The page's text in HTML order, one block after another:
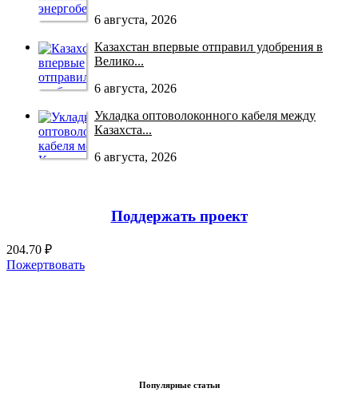
6 августа, 2026
Казахстан впервые отправил удобрения в
Велико...
6 августа, 2026
Укладка оптоволоконного кабеля между
Казахста...
6 августа, 2026
Поддержать проект
204.70 ₽
Пожертвовать
Популярные статьи